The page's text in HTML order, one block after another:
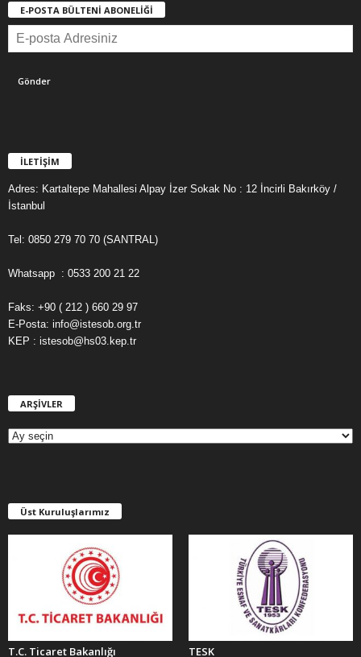
E-POSTA BÜLTENİ ABONELİĞİ
İLETİŞİM
Adres: Kartaltepe Mahallesi Alpay İzer Sokak No : 12 İncirli Bakırköy /
İstanbul
Tel: 0850 279 70 70 (SANTRAL)
Whatsapp : 0533 200 21 22
Faks: +90 ( 212 ) 660 29 97
E-Posta: info@istesob.org.tr
KEP : istesob@hs03.kep.tr
ARŞİVLER
E
R
Üst Kuruluşlarımız
T.C. Ticaret Bakanlığı TESK